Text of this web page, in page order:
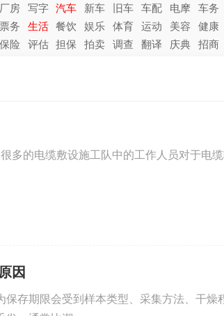
厂房 写字 汽车 新车 旧车 车配 电摩 车务
票务 生活 餐饮 娱乐 体育 运动 美容 健康
保险 评估 担保 拍卖 调查 翻译 庆典 招商
多的电缆敷设施工队中的工作人员对于电
因
存期限会受到样本类型、采集方法、干燥